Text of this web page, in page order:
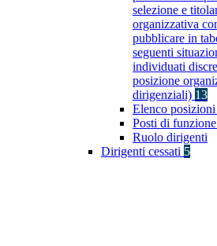
selezione e
organizzativa
pubblicare in
seguenti
individuati
posizione
dirigenziali) 13
Elenco
Posti di
Ruolo dirigenti
Dirigenti cessati 5